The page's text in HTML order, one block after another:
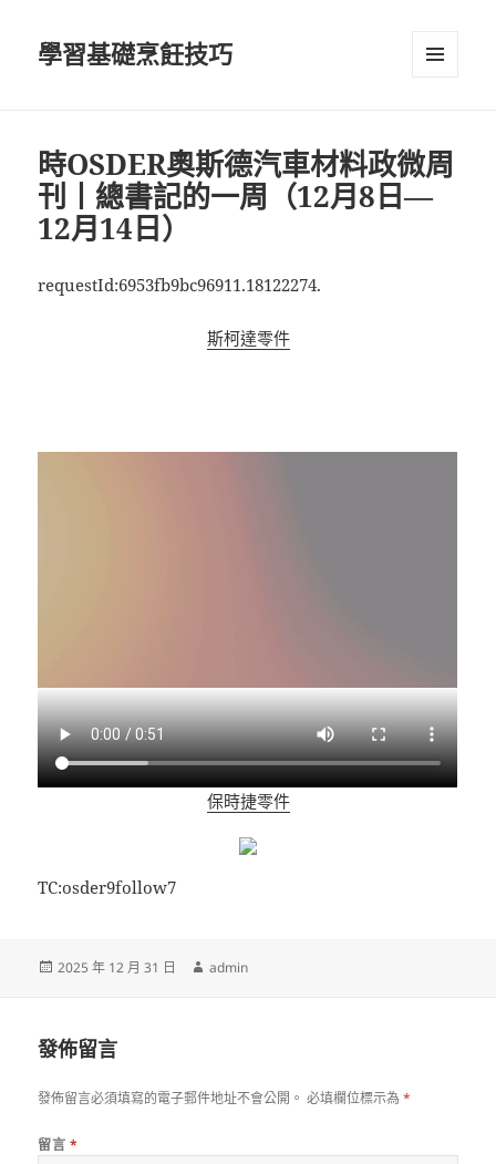
學習基礎烹飪技巧
時OSDER奧斯德汽車材料政微周
刊丨總書記的一周（12月8日—
12月14日）
requestId:6953fb9bc96911.18122274.
斯柯達零件
保時捷零件
TC:osder9follow7
發
2025 年 12 月 31 日
作
admin
發佈留言
發佈留言必須填寫的電子郵件地址不會公開。 必填欄位標示為*
留言 *